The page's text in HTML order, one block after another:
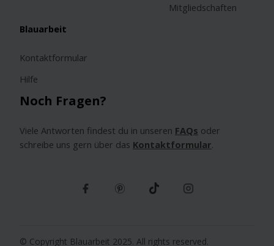
Noch Fragen?
Viele Antworten findest du in unseren FAQs oder
schreibe uns gern über das Kontaktformular.
Mitgliedschaften
Blauarbeit
Kontaktformular
Hilfe
© Copyright Blauarbeit 2025. All rights reserved.